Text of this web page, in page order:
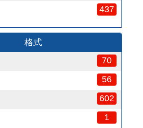
437
格式
70
56
602
1